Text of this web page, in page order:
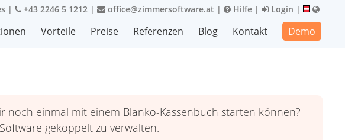
| +43 2246 5 1212 | office@zimmersoftware.at | Hilfe | Login |
Vorteile Preise Referenzen Blog Kontakt Demo
noch einmal mit einem Blanko-Kassenbuch starten können?
gekoppelt zu verwalten.